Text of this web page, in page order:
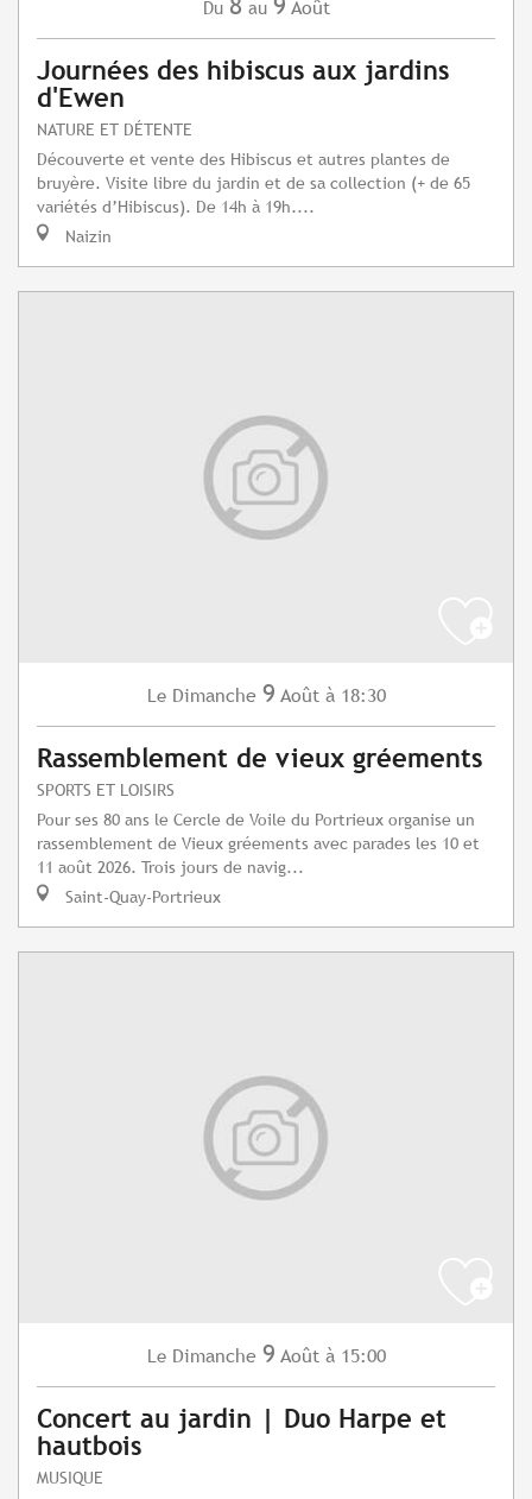
Du au Août
Journées des hibiscus aux jardins
d'Ewen
NATURE ET DÉTENTE
Découverte et vente des Hibiscus et autres plantes de
bruyère. Visite libre du jardin et de sa collection (+ de 65
variétés d’Hibiscus). De 14h à 19h....
Naizin
Le Dimanche 9 Août à 18:30
Rassemblement de vieux gréements
SPORTS ET LOISIRS
Pour ses 80 ans le Cercle de Voile du Portrieux organise un
rassemblement de Vieux gréements avec parades les 10 et
11 août 2026. Trois jours de navig...
Saint-Quay-Portrieux
Le Dimanche 9 Août à 15:00
Concert au jardin | Duo Harpe et
hautbois
MUSIQUE